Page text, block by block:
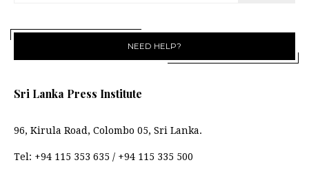
NEED HELP?
Sri Lanka Press Institute
96, Kirula Road, Colombo 05, Sri Lanka.
Tel: +94 115 353 635 / +94 115 335 500